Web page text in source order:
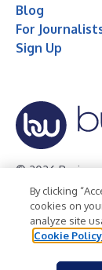
Blog
For
Sign Up
© 2026
Privacy Policy
Terms of Use
By clicking
cookies on
analyze site
Cookie Policy